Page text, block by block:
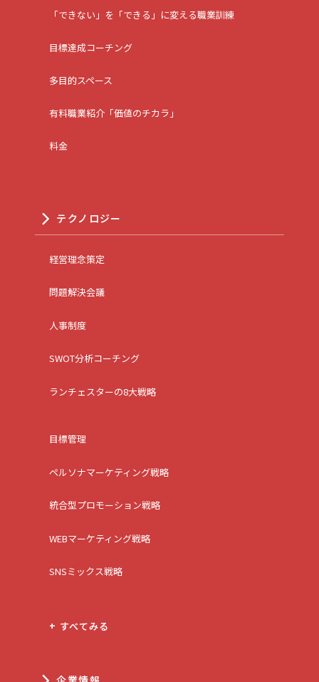
「できない」を「できる」に変える職業訓練
目標達成コーチング
多目的スペース
有料職業紹介「価値のチカラ」
料金
テクノロジー
経営理念策定
問題解決会議
人事制度
SWOT分析コーチング
ランチェスターの8大戦略
目標管理
ペルソナマーケティング戦略
統合型プロモーション戦略
WEBマーケティング戦略
SNSミックス戦略
+ すべてみる